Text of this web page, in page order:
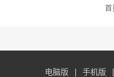
首
电脑版 手机版